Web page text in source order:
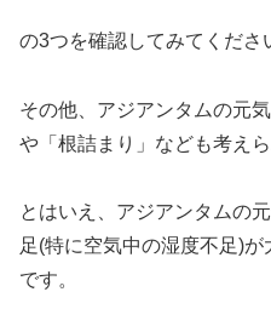
の3つを確認してみてくださ
その他、アジアンタムの元
や「根詰まり」なども考えら
とはいえ、アジアンタムの
足(特に空気中の湿度不足)
です。